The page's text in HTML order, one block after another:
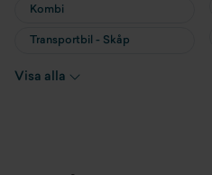
Kombi
Transportbil - Skåp
Transportbil - Flak
Visa alla